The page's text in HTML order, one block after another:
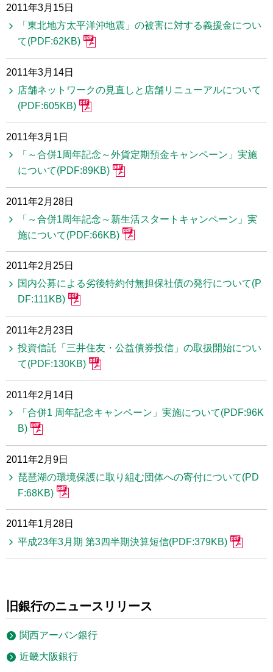
2011年3月15日
「東北地方太平洋沖地震」の被害に対する義援金につい
て(PDF:62KB)
2011年3月14日
店舗ネットワークの見直しと店舗リニューアルについて
(PDF:605KB)
2011年3月1日
「～合併1周年記念～外貨定期預金キャンペーン」実施
について(PDF:89KB)
2011年2月28日
「～合併1周年記念～新生活スタートキャンペーン」実
施について(PDF:66KB)
2011年2月25日
国内公募による劣後特約付無担保社債の発行について(P
DF:111KB)
2011年2月23日
投資信託「三井住友・公益債券投信」の取扱開始につい
て(PDF:130KB)
2011年2月14日
「合併1 周年記念キャンペーン」実施について(PDF:96K
B)
2011年2月9日
琵琶湖の環境保護に取り組む団体への寄付について(PD
F:68KB)
2011年1月28日
平成23年3月期 第3四半期決算短信(PDF:379KB)
旧銀行のニュースリリース
関西アーバン銀行
近畿大阪銀行